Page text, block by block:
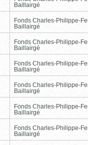
Baillairgé
Fonds Charles-Philippe-
Baillairgé
Fonds Charles-Philippe-
Baillairgé
Fonds Charles-Philippe-
Baillairgé
Fonds Charles-Philippe-
Baillairgé
Fonds Charles-Philippe-
Baillairgé
Fonds Charles-Philippe-
Baillairgé